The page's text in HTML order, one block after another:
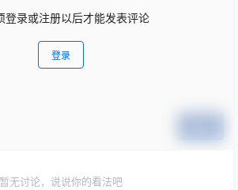
登录或注册以后才能发表评论
登录
暂无讨论，说说你的看法吧